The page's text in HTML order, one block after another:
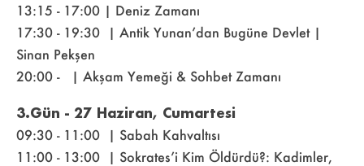
13:15 - 17:00 | Deniz Zamanı
17:30 - 19:30 | Antik Yunan’dan Bugüne Devlet |
Sinan Pekşen
20:00 - | Akşam Yemeği & Sohbet Zamanı
3.Gün - 27 Haziran, Cumartesi
09:30 - 11:00 | Sabah Kahvaltısı
11:00 - 13:00 | Sokrates’i Kim Öldürdü?: Kadimler,